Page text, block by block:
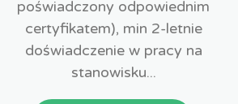
poświadczony odpowiednim
certyfikatem), min 2-letnie
doświadczenie w pracy na
stanowisku...